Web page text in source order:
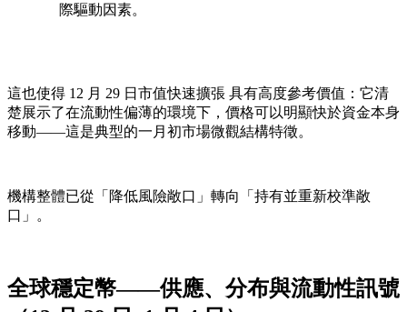
際驅動因素。
這也使得 12 月 29 日市值快速擴張 具有高度參考價值：它清
楚展示了在流動性偏薄的環境下，價格可以明顯快於資金本身
移動——這是典型的一月初市場微觀結構特徵。
機構整體已從「降低風險敞口」轉向「持有並重新校準敞
口」。
全球穩定幣——供應、分布與流動性訊號